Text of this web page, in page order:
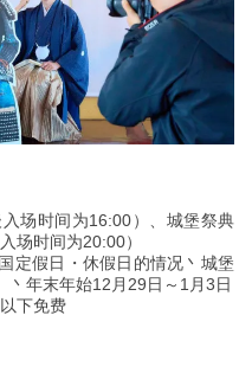
场时间为16:00）、城堡祭典
场时间为20:00）
定假日・休假日的情况丶城堡
丶年末年始12月29日～1月3日
下免费